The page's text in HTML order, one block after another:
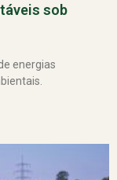
sob
energias